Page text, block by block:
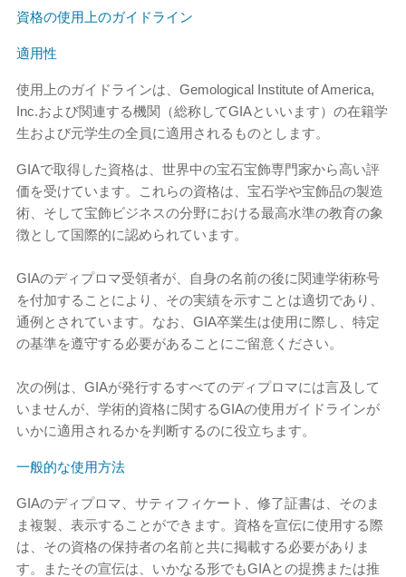
資格の使用上のガイドライン
適用性
使用上のガイドラインは、Gemological Institute of America,
Inc.および関連する機関（総称してGIAといいます）の在籍学
生および元学生の全員に適用されるものとします。
GIAで取得した資格は、世界中の宝石宝飾専門家から高い評
価を受けています。これらの資格は、宝石学や宝飾品の製造
術、そして宝飾ビジネスの分野における最高水準の教育の象
徴として国際的に認められています。
GIAのディプロマ受領者が、自身の名前の後に関連学術称号
を付加することにより、その実績を示すことは適切であり、
通例とされています。なお、GIA卒業生は使用に際し、特定
の基準を遵守する必要があることにご留意ください。
次の例は、GIAが発行するすべてのディプロマには言及して
いませんが、学術的資格に関するGIAの使用ガイドラインが
いかに適用されるかを判断するのに役立ちます。
一般的な使用方法
GIAのディプロマ、サティフィケート、修了証書は、そのま
ま複製、表示することができます。資格を宣伝に使用する際
は、その資格の保持者の名前と共に掲載する必要がありま
す。またその宣伝は、いかなる形でもGIAとの提携または推